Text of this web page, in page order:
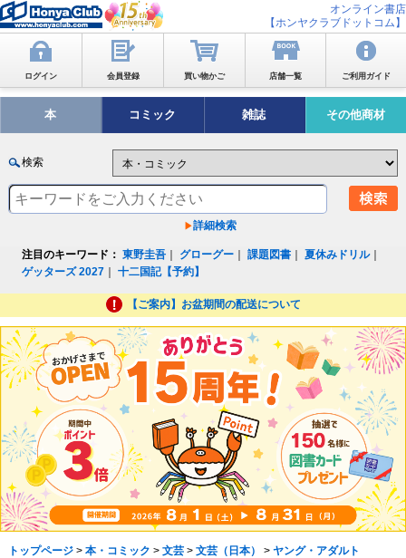
オンライン書店
【ホンヤクラブドットコム】
ログイン 会員登録 買い物かご 店舗一覧 ご利用ガイド
本 コミック 雑誌 その他商材
検索
詳細検索
注目のキーワード： 東野圭吾 グローグー ｜課題図書 ｜夏休みドリル｜
ゲッターズ 2027 ｜十二国記【予約】
【ご案内】お盆期間の配送について
トップページ> 本・コミック > 文芸> 文芸（日本） > ヤング・アダルト